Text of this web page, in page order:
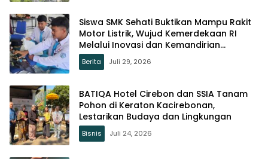
Siswa SMK Sehati Buktikan Mampu Rakit
Motor Listrik, Wujud Kemerdekaan RI
Melalui Inovasi dan Kemandirian
Generasi Muda
Berita Juli 29, 2026
BATIQA Hotel Cirebon dan SSIA Tanam
Pohon di Keraton Kacirebonan,
Lestarikan Budaya dan Lingkungan
Bisnis Juli 24, 2026